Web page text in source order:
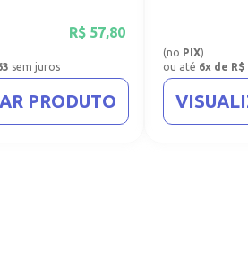
R$ 57,80
sem juros
PRODUTO
(no PIX)
ou até 6x de R$